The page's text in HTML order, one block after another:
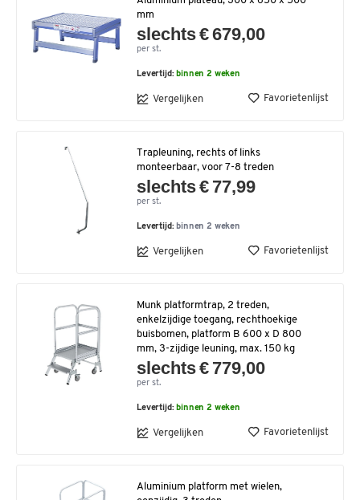
mm
slechts € 679,00
per st.
Levertijd: binnen 2 weken
Vergelijken Favorietenlijst
Trapleuning, rechts of links
monteerbaar, voor 7-8 treden
slechts € 77,99
per st.
Levertijd: binnen 2 weken
Vergelijken Favorietenlijst
Munk platformtrap, 2 treden,
enkelzijdige toegang, rechthoekige
buisbomen, platform B 600 x D 800
mm, 3-zijdige leuning, max. 150 kg
slechts € 779,00
per st.
Levertijd: binnen 2 weken
Vergelijken Favorietenlijst
Aluminium platform met wielen,